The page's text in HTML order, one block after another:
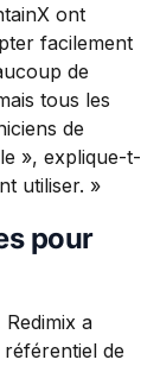
ont
facilement
de
tous les
de
», explique-t-
utiliser. »
pour
a
de